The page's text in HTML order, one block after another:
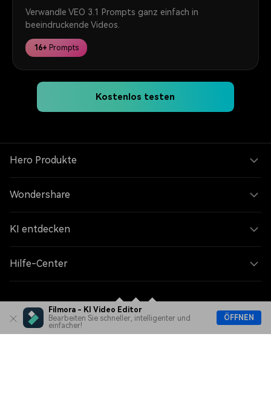
Filmora - KI Video Editor
Bearbeiten Sie schneller, intelligenter und
einfacher!
ÖFFNEN
Verwandle VEO 3.1 Prompts ganz einfach in
beeindruckende Videos.
16+ Prompts
Kostenlos testen
Hero Produkte
Wondershare
KI entdecken
Hilfe-Center